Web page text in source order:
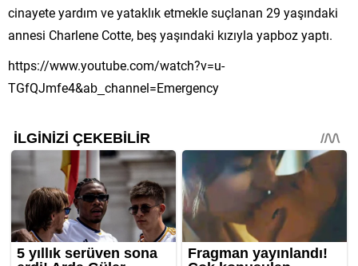
cinayete yardım ve yataklık etmekle suçlanan 29 yaşındaki
annesi Charlene Cotte, beş yaşındaki kızıyla yapboz yaptı.
https://www.youtube.com/watch?v=u-
TGfQJmfe4&ab_channel=Emergency